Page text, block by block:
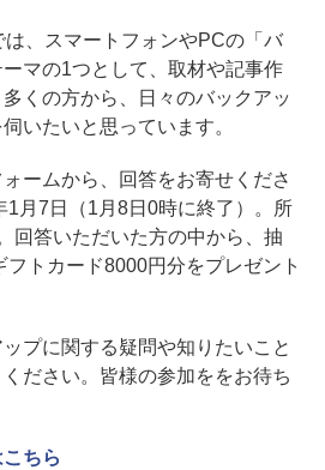
、スマートフォンやPCの「バ
マの1つとして、取材や記事作
くの方から、日々のバックアッ
いたいと思っています。
ームから、回答をお寄せくださ
1月7日（1月8日0時に終了）。所
回答いただいた方の中から、抽
トカード8000円分をプレゼント
プに関する疑問や知りたいこと
ださい。皆様の参加ををお待ち
ちら